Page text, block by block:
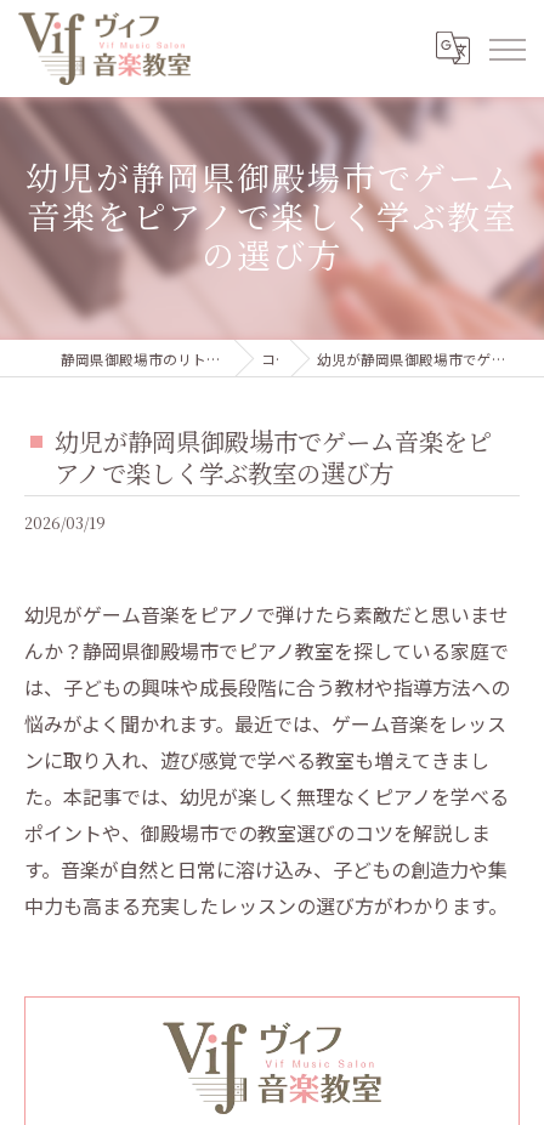
幼児が静岡県御殿場市でゲーム
音楽をピアノで楽しく学ぶ教室
の選び方
静岡県御殿場市のリトミック・ピアノ教室ならvif音楽教室 コラム 幼児が静岡県御殿場市でゲーム音楽をピアノで楽しく学ぶ教室の選び方
幼児が静岡県御殿場市でゲーム音楽をピ
アノで楽しく学ぶ教室の選び方
2026/03/19
幼児がゲーム音楽をピアノで弾けたら素敵だと思いませ
んか？静岡県御殿場市でピアノ教室を探している家庭で
は、子どもの興味や成長段階に合う教材や指導方法への
悩みがよく聞かれます。最近では、ゲーム音楽をレッス
ンに取り入れ、遊び感覚で学べる教室も増えてきまし
た。本記事では、幼児が楽しく無理なくピアノを学べる
ポイントや、御殿場市での教室選びのコツを解説しま
す。音楽が自然と日常に溶け込み、子どもの創造力や集
中力も高まる充実したレッスンの選び方がわかります。